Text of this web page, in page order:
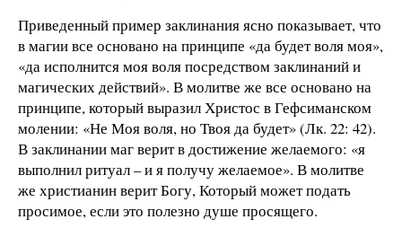
Приведенный пример заклинания ясно показывает, что
в магии все основано на принципе «да будет воля моя»,
«да исполнится моя воля посредством заклинаний и
магических действий». В молитве же все основано на
принципе, который выразил Христос в Гефсиманском
молении: «Не Моя воля, но Твоя да будет» (Лк. 22: 42).
В заклинании маг верит в достижение желаемого: «я
выполнил ритуал – и я получу желаемое». В молитве
же христианин верит Богу, Который может подать
просимое, если это полезно душе просящего.